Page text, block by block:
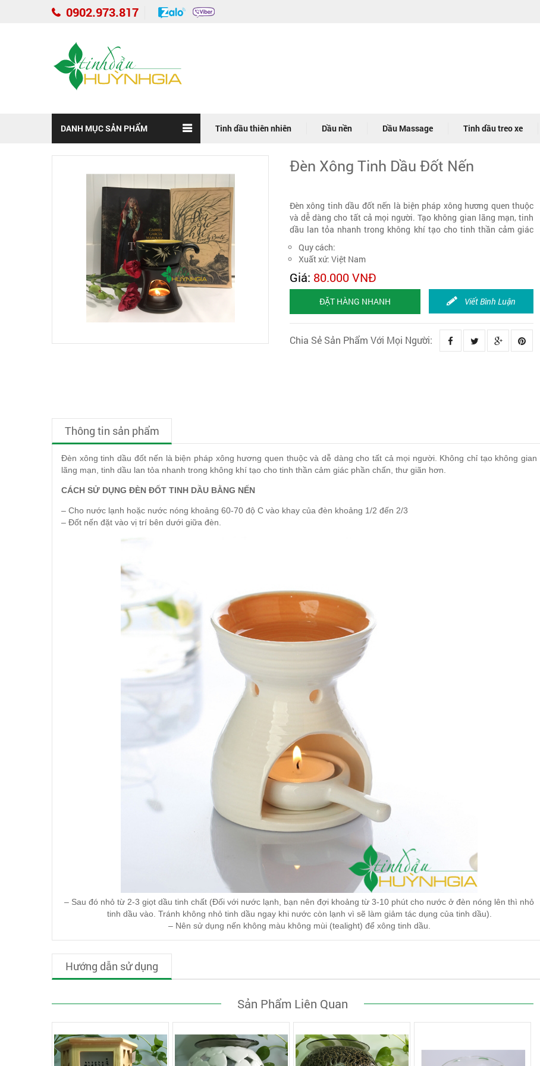
0902.973.817
DANH MỤC SẢN PHẨM Tinh dầu thiên nhiên Dầu nền Dầu Massage Tinh dầu treo xe
Đèn Xông Tinh Dầu Đốt Nến
Đèn xông tinh dầu đốt nến là biện pháp xông hương quen thuộc
và dễ dàng cho tất cả mọi người. Tạo không gian lãng mạn, tinh
dầu lan tỏa nhanh trong không khí tạo cho tinh thần cảm giác
phần chấn, thư giãn hơn.
Quy cách:
Xuất xứ: Việt Nam
Giá: 80.000 VNĐ
ĐẶT HÀNG NHANH Viết Bình Luận
Chia Sẻ Sản Phẩm Với Mọi Người:
Thông tin sản phẩm
Đèn xông tinh dầu đốt nến là biện pháp xông hương quen thuộc và dễ dàng cho tất cả mọi người. Không chỉ tạo không gian
lãng mạn, tinh dầu lan tỏa nhanh trong không khí tạo cho tinh thần cảm giác phần chấn, thư giãn hơn.
CÁCH SỬ DỤNG ĐÈN ĐỐT TINH DẦU BẰNG NẾN
– Cho nước lạnh hoặc nước nóng khoảng 60-70 độ C vào khay của đèn khoảng 1/2 đến 2/3
– Đốt nến đặt vào vị trí bên dưới giữa đèn.
– Sau đó nhỏ từ 2-3 giọt dầu tinh chất (Đối với nước lạnh, bạn nên đợi khoảng từ 3-10 phút cho nước ở đèn nóng lên thì nhỏ
tinh dầu vào. Tránh không nhỏ tinh dầu ngay khi nước còn lạnh vì sẽ làm giảm tác dụng của tinh dầu).
– Nên sử dụng nến không màu không mùi (tealight) để xông tinh dầu.
Hướng dẫn sử dụng
Sản Phẩm Liên Quan